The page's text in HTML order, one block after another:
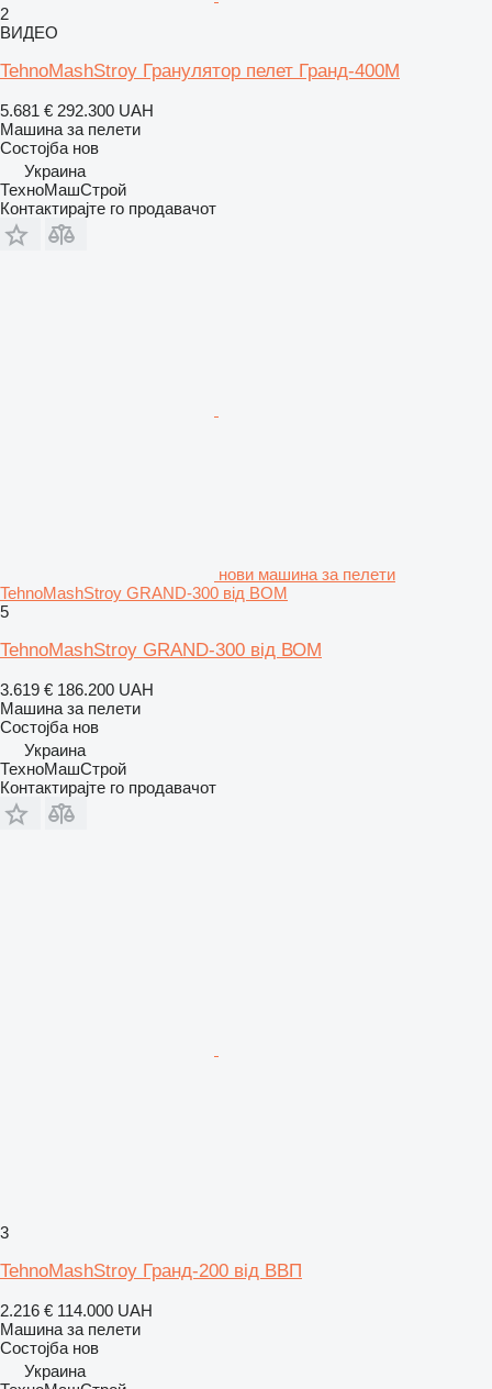
2
ВИДЕО
TehnoMashStroy Гранулятор пелет Гранд-400М
5.681 € 292.300 UAH
Машина за пелети
Состојба нов
Украина
ТехноМашСтрой
Контактирајте го продавачот
нови машина за пелети
TehnoMashStroy GRAND-300 від ВОМ
5
TehnoMashStroy GRAND-300 від ВОМ
3.619 € 186.200 UAH
Машина за пелети
Состојба нов
Украина
ТехноМашСтрой
Контактирајте го продавачот
3
TehnoMashStroy Гранд-200 від ВВП
2.216 € 114.000 UAH
Машина за пелети
Состојба нов
Украина